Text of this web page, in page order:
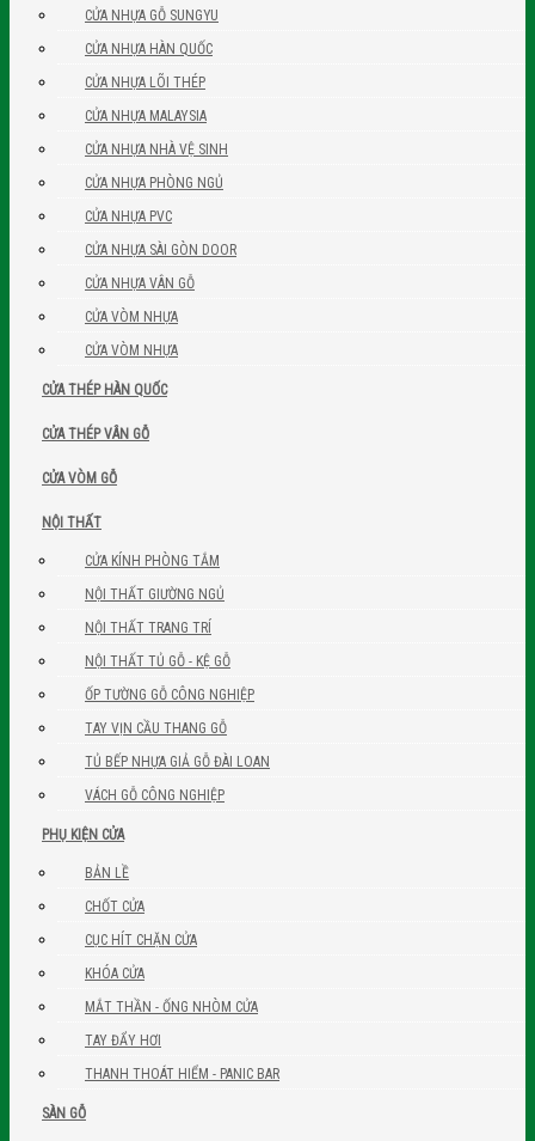
CỬA NHỰA GỖ SUNGYU
CỬA NHỰA HÀN QUỐC
CỬA NHỰA LÕI THÉP
CỬA NHỰA MALAYSIA
CỬA NHỰA NHÀ VỆ SINH
CỬA NHỰA PHÒNG NGỦ
CỬA NHỰA PVC
CỬA NHỰA SÀI GÒN DOOR
CỬA NHỰA VÂN GỖ
CỬA VÒM NHỰA
CỬA VÒM NHỰA
CỬA THÉP HÀN QUỐC
CỬA THÉP VÂN GỖ
CỬA VÒM GỖ
NỘI THẤT
CỬA KÍNH PHÒNG TẮM
NỘI THẤT GIƯỜNG NGỦ
NỘI THẤT TRANG TRÍ
NỘI THẤT TỦ GỖ - KỆ GỖ
ỐP TƯỜNG GỖ CÔNG NGHIỆP
TAY VỊN CẦU THANG GỖ
TỦ BẾP NHỰA GIẢ GỖ ĐÀI LOAN
VÁCH GỖ CÔNG NGHIỆP
PHỤ KIỆN CỬA
BẢN LỀ
CHỐT CỬA
CỤC HÍT CHẶN CỬA
KHÓA CỬA
MẮT THẦN - ỐNG NHÒM CỬA
TAY ĐẨY HƠI
THANH THOÁT HIỂM - PANIC BAR
SÀN GỖ